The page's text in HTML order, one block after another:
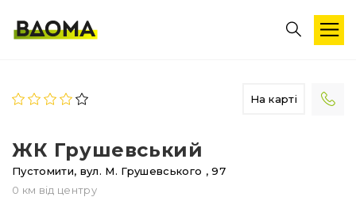
На карті
ЖК Грушевський
Пустомити, вул. М. Грушевського , 97
0 км від центру